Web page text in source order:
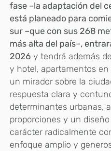
fase –la adaptación del
está planeado para
sur –que con sus 268
más alta del país–,
2026 y tendrá además
y hotel, apartamentos
un mirador sobre la
respuesta clara y
determinantes urbanas,
proporciones y un
carácter radicalmente
enfoque amplio y